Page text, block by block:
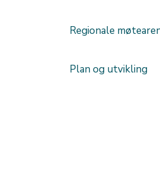
Regionale
Plan og utvikling